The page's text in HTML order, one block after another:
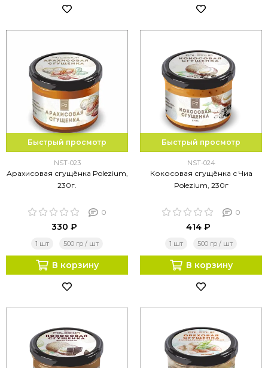
Быстрый просмотр
NST-023
Арахисовая сгущёнка Polezium,
230г.
0
330 ₽
1 шт 500 гр / шт
В корзину
Быстрый просмотр
NST-024
Кокосовая сгущёнка с Чиа
Polezium, 230г
0
414 ₽
1 шт 500 гр / шт
В корзину